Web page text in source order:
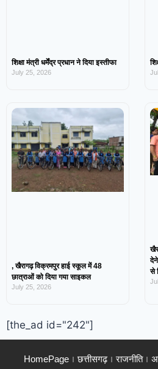
शिक्षा मंत्री धर्मेंद्र प्रधान ने दिया इस्तीफा
July 25, 2026
, खैरागढ़ विक्रमपुर हाई स्कूल में 48
छात्राओं को दिया गया साइकल
July 25, 2026
देने
से
[the_ad id="242"]
HomePage छत्तीसगढ़ राजनीति